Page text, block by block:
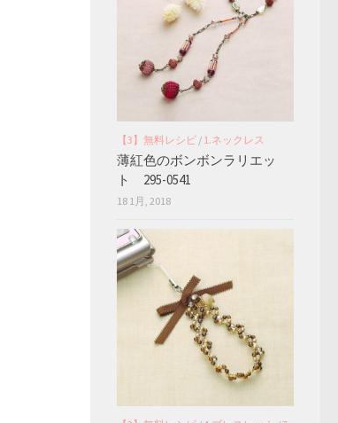
【3】無料レシピ / 1.ネックレス
薄紅色のボンボンラリエッ
ト 295-0541
18 1月, 2018